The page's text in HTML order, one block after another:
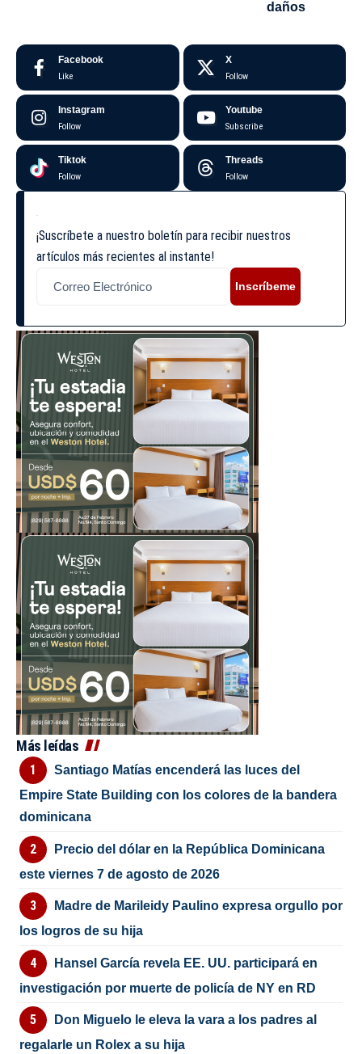
daños
Facebook
Like
X
Follow
Instagram
Follow
Youtube
Subscribe
Tiktok
Follow
Threads
Follow
¡Suscríbete a nuestro boletín para recibir nuestros
artículos más recientes al instante!
Inscríbeme
Más leídas
Santiago Matías encenderá las luces del
Empire State Building con los colores de la bandera
dominicana
Precio del dólar en la República Dominicana
este viernes 7 de agosto de 2026
Madre de Marileidy Paulino expresa orgullo por
los logros de su hija
Hansel García revela EE. UU. participará en
investigación por muerte de policía de NY en RD
Don Miguelo le eleva la vara a los padres al
regalarle un Rolex a su hija